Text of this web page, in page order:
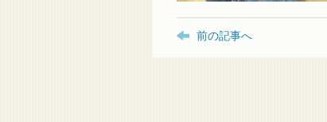
前の記事へ